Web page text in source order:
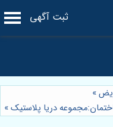
ثبت آگهی
»
دریا پلاستیک»